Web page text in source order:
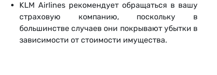
KLM Airlines рекомендует обращаться в вашу
страховую компанию, поскольку в
большинстве случаев они покрывают убытки в
зависимости от стоимости имущества.